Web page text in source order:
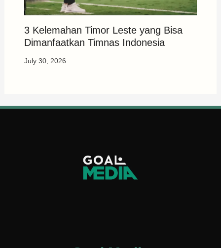
3 Kelemahan Timor Leste yang Bisa
Dimanfaatkan Timnas Indonesia
July 30, 2026